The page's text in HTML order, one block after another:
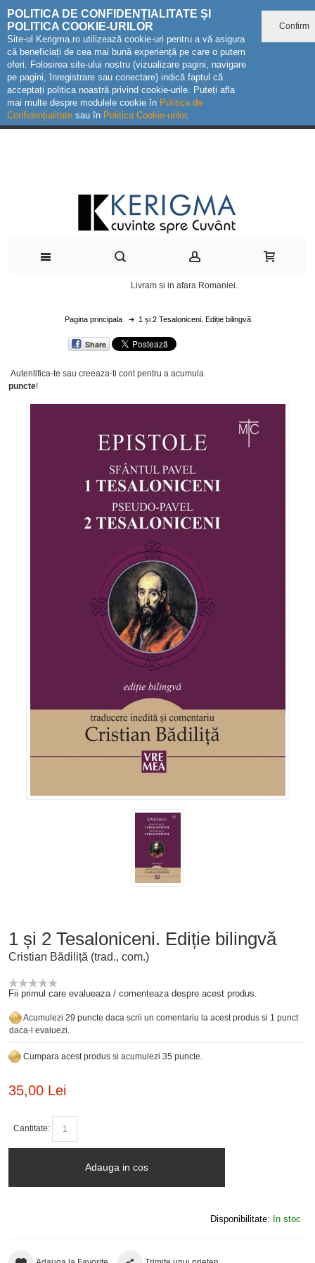
POLITICA DE CONFIDENȚIALITATE ȘI
POLITICA COOKIE-URILOR
Site-ul Kerigma.ro utilizează cookie-uri pentru a vă asigura
că beneficiați de cea mai bună experiență pe care o putem
oferi. Folosirea site-ului nostru (vizualizare pagini, navigare
pe pagini, înregistrare sau conectare) indică faptul că
acceptați politica noastră privind cookie-urile. Puteți afla
mai multe despre modulele cookie în Politica de
Confidențialitate sau în Politica Cookie-urilor.
Confirm
Livram si in afara Romaniei.
Pagina principala 1 și 2 Tesaloniceni. Ediție bilingvă
Share
Autentifica-te sau creeaza-ti contpentru a acumula
puncte!
1 și 2 Tesaloniceni. Ediție bilingvă
Cristian Bădiliță (trad., com.)
Fii primul care evalueaza / comenteaza despre acest produs.
Acumulezi 29 puncte daca scrii un comentariu la acest produs si 1 punct
daca-l evaluezi.
Cumpara acest produs si acumulezi 35 puncte.
35,00 Lei
Cantitate:
Adauga in cos
Disponibilitate: In stoc